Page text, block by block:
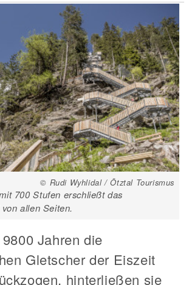
© Rudi Wyhlidal / Ötztal Tourismus
700 Stufen erschließt das
allen Seiten.
Jahren die
Gletscher der Eiszeit
hinterließen sie